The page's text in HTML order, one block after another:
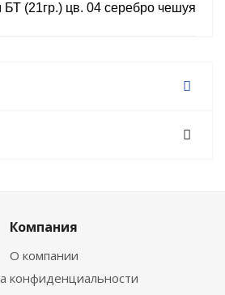
БТ (21гр.) цв. 04 серебро чешуя
Компания
О компании
конфиденциальности